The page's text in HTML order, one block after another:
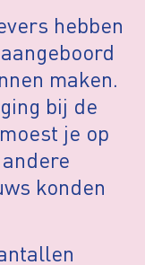
hebben
maken.
bij de
je op
konden